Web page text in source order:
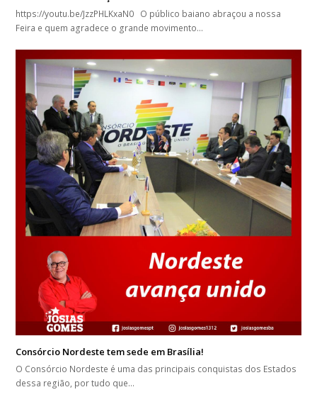
https://youtu.be/JzzPHLKxaN0 O público baiano abraçou a nossa
Feira e quem agradece o grande movimento…
Consórcio Nordeste tem sede em Brasília!
O Consórcio Nordeste é uma das principais conquistas dos Estados
dessa região, por tudo que…